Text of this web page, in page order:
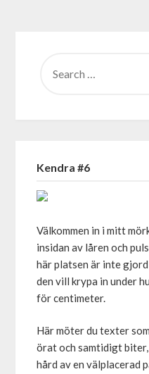
FOR:
Kendra #6
Välkommen in i mitt
insidan av låren och
här platsen är inte
den vill krypa in under
för centimeter.
Här möter du texter
örat och samtidigt
hård av en välplacerad